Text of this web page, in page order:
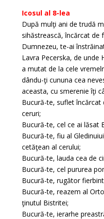
Icosul al 8-lea
După mulţi ani de trudă
sihăstrească, încărcat de
Dumnezeu, te-ai
Lavra Pecerska, de unde
a mutat de la cele
dându-ţi cununa cea
aceasta, cu smerenie îţi
Bucură-te, suflet
ceruri;
Bucură-te, cel ce ai lăsat
Bucură-te, fiu al
cetăţean al cerului;
Bucură-te, lauda cea de
Bucură-te, cel pururea
Bucură-te, rugător
Bucură-te, reazem al
ţinutul Bistritei;
Bucură-te, ierarhe